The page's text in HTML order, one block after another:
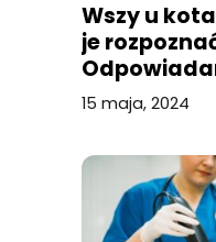
Wszy u
je
15 maja, 2024